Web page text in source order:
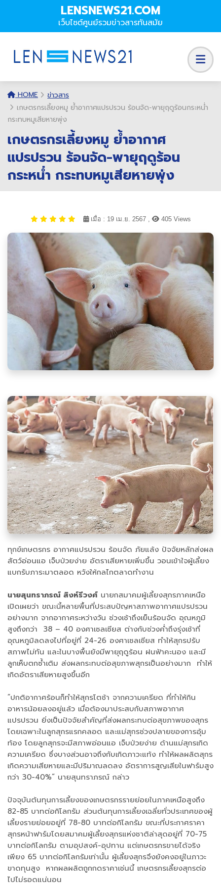
LENSNEWS21.COM
เว็บไซต์ศูนย์รวมข่าวสารทันสมัย
HOME
ข่าวสาร
เกษตรกรเลี้ยงหมู ย้ำอากาศแปรปรวน ร้อนจัด-พายุฤดูร้อนกระหน่ำ
กระทบหมูเสียหายพุ่ง
เกษตรกรเลี้ยงหมู ย้ำอากาศ
แปรปรวน ร้อนจัด-พายุฤดูร้อน
กระหน่ำ กระทบหมูเสียหายพุ่ง
เมื่อ : 19 เม.ย. 2567 , 405 Views
ทุกข์เกษตรกร อากาศแปรปรวน ร้อนจัด ภัยแล้ง ปัจจัยหลักส่งผล
สัตว์อ่อนแอ เจ็บป่วยง่าย อัตราเสียหายเพิ่มขึ้น วอนเข้าใจผู้เลี้ยง
แบกรับภาระมาตลอด หวังให้กลไกตลาดทำงาน
นายสุนทราภรณ์ สิงห์รีวงศ์ นายกสมาคมผู้เลี้ยงสุกรภาคเหนือ
เปิดเผยว่า ขณะนี้หลายพื้นที่ประสบปัญหาสภาพอากาศแปรปรวน
อย่างมาก จากอากาศระหว่างวัน ช่วงเช้าถึงเย็นร้อนจัด อุณหภูมิ
สูงถึงกว่า 38 – 40 องศาเซลเซียส ต่างกับช่วงค่ำถึงรุ่งเช้าที่
อุณหภูมิลดลงไปที่อยู่ที่ 24-26 องศาเซลเซียส ทำให้สุกรปรับ
สภาพไม่ทัน และในบางพื้นยังมีพายุฤดูร้อน ฝนฟ้าคะนอง และมี
ลูกเห็บตกซ้ำเติม ส่งผลกระทบต่อสุขภาพสุกรเป็นอย่างมาก ทำให้
เกิดอัตราเสียหายสูงขึ้นอีก
“ปกติอากาศร้อนก็ทำให้สุกรโตช้า จากความเครียด ที่ทำให้กิน
อาหารน้อยลงอยู่แล้ว เมื่อต้องมาประสบกับสภาพอากาศ
แปรปรวน ยิ่งเป็นปัจจัยสำคัญที่ส่งผลกระทบต่อสุขภาพของสุกร
โดยเฉพาะในลูกสุกรแรกคลอด และแม่สุกรช่วงปลายของการอุ้ม
ท้อง โดยลูกสุกรจะมีสภาพอ่อนแอ เจ็บป่วยง่าย ด้านแม่สุกรเกิด
ความเครียด ซึ่งบางส่วนอาจถึงกับเกิดภาวะแท้ง ทำให้ผลผลิตสุกร
เกิดความเสียหายและมีปริมาณลดลง อัตราการสูญเสียในฟาร์มสูง
กว่า 30-40%” นายสุนทราภรณ์ กล่าว
ปัจจุบันต้นทุนการเลี้ยงของเกษตรกรรายย่อยในภาคเหนือสูงถึง
82-85 บาทต่อกิโลกรัม ส่วนต้นทุนการเลี้ยงเฉลี่ยทั่วประเทศของผู้
เลี้ยงรายย่อยอยู่ที่ 78-80 บาทต่อกิโลกรัม ขณะที่ประกาศราคา
สุกรหน้าฟาร์มโดยสมาคมผู้เลี้ยงสุกรแห่งชาติล่าสุดอยู่ที่ 70-75
บาทต่อกิโลกรัม ตามอุปสงค์-อุปทาน แต่เกษตรกรขายได้จริง
เพียง 65 บาทต่อกิโลกรัมเท่านั้น ผู้เลี้ยงสุกรจึงยังคงอยู่ในภาวะ
ขาดทุนสูง หากผลผลิตถูกกดราคาเช่นนี้ เกษตรกรเลี้ยงสุกรต่อ
ไปไม่รอดแน่นอน